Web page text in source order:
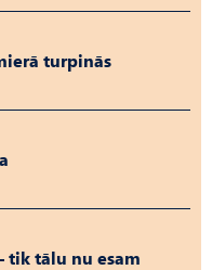
turpinās
tik tālu nu esam